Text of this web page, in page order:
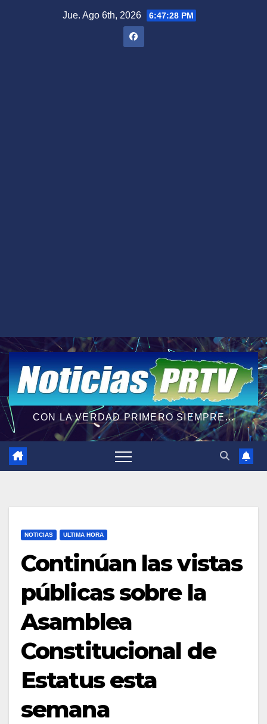
Jue. Ago 6th, 2026 6:47:30 PM
CON LA VERDAD PRIMERO SIEMPRE...
NOTICIAS ULTIMA HORA
Continúan las vistas
públicas sobre la
Asamblea
Constitucional de
Estatus esta
semana